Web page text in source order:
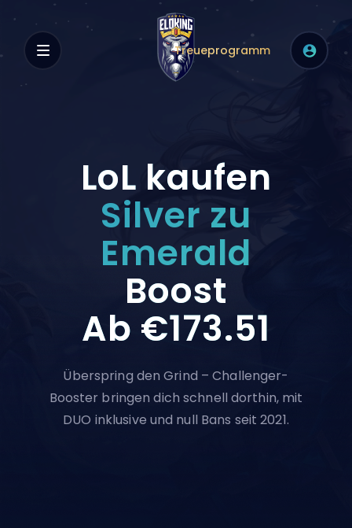
Treueprogramm
LoL kaufen
Silver zu
Emerald
Boost
Ab €173.51
Überspring den Grind – Challenger-
Booster bringen dich schnell dorthin, mit
DUO inklusive und null Bans seit 2021.